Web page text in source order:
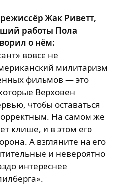
Жак Риветт,
работы Пола
о нём:
вовсе не
милитаризм
фильмов — это
Верховен
чтобы оставаться
На самом же
клише, и в этом его
А взгляните на его
и невероятно
интереснее